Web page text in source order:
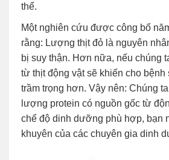
thể.
Một nghiên cứu được công bố
rằng: Lượng thịt đỏ là nguyên
bị suy thận. Hơn nữa, nếu chúng
từ thịt động vật sẽ khiến cho bệnh
trầm trọng hơn. Vậy nên: Chúng
lượng protein có nguồn gốc từ
chế độ dinh dưỡng phù hợp, bạn
khuyên của các chuyên gia dinh